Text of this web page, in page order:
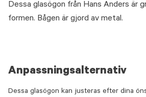
Dessa glasögon från Hans Anders är
formen. Bågen är gjord av metal.
Anpassningsalternativ
Dessa glasögon kan justeras efter dina